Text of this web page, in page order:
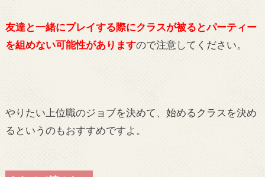
友達と一緒にプレイする際にクラスが被るとパーティー
を組めない可能性がありますので注意してください。
やりたい上位職のジョブを決めて、始めるクラスを決め
るというのもおすすめですよ。